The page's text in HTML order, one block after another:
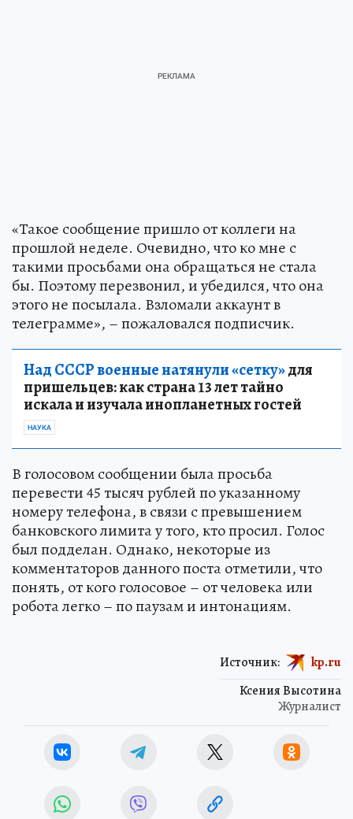
«Такое сообщение пришло от коллеги на
прошлой неделе. Очевидно, что ко мне с
такими просьбами она обращаться не стала
бы. Поэтому перезвонил, и убедился, что она
этого не посылала. Взломали аккаунт в
телеграмме», – пожаловался подписчик.
Над СССР военные натянули «сетку»для
пришельцев: как страна 13 лет тайно
искала и изучала инопланетных гостей
НАУКА
В голосовом сообщении была просьба
перевести 45 тысяч рублей по указанному
номеру телефона, в связи с превышением
банковского лимита у того, кто просил. Голос
был подделан. Однако, некоторые из
комментаторов данного поста отметили, что
понять, от кого голосовое – от человека или
робота легко – по паузам и интонациям.
Ксения Высотина
Журналист
Источник: kp.ru